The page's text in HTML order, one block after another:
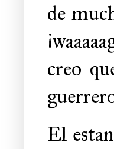
de
creo
El